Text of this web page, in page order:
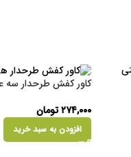
کاور کفش طرحدار سه
۲۷۴,۰۰۰ تومان
افزودن به سبد خرید